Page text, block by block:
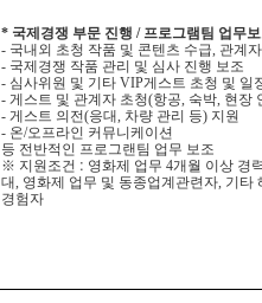
* 국제경쟁 부문 진행 / 프로그램팀 업무
- 국내외 초청 작품 및 콘텐츠 수급, 관계
- 국제경쟁 작품 관리 및 심사 진행 보조
- 심사위원 및 기타 VIP게스트 초청 및 일
- 게스트 및 관계자 초청(항공, 숙박, 현장
- 게스트 의전(응대, 차량 관리 등) 지원
- 온/오프라인 커뮤니케이션
등 전반적인 프로그랜팀 업무 보조
※ 지원조건 : 영화제 업무 4개월 이상 경
대, 영화제 업무 및 동종업계관련자, 기타
경험자